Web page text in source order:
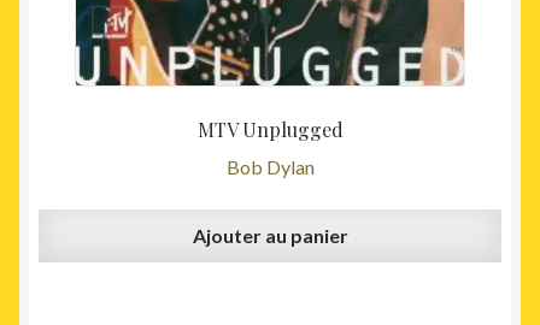
MTV Unplugged
Bob Dylan
Ajouter au panier